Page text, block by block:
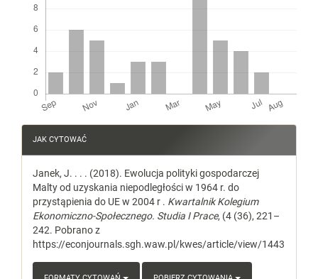
Article
Details
JAK CYTOWAĆ
Janek, J. . . . (2018). Ewolucja polityki gospodarczej
Malty od uzyskania niepodległości w 1964 r. do
przystąpienia do UE w 2004 r . Kwartalnik Kolegium
Ekonomiczno-Społecznego. Studia I Prace, (4 (36), 221–
242. Pobrano z
https://econjournals.sgh.waw.pl/kwes/article/view/1443